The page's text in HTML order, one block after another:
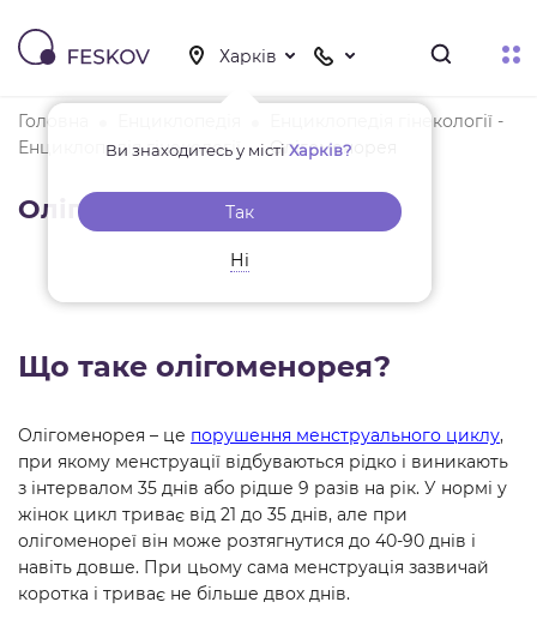
Ви знаходитесь у місті Харків?
Так
Ні
Головна
Енциклопедія гінекології -
Енциклопедія гінекології
Олігоменорея
Олігоменорея
Що таке олігоменорея?
Олігоменорея – це порушення менструального циклу,
при якому менструації відбуваються рідко і виникають
з інтервалом 35 днів або рідше 9 разів на рік. У нормі у
жінок цикл триває від 21 до 35 днів, але при
олігоменореї він може розтягнутися до 40-90 днів і
навіть довше. При цьому сама менструація зазвичай
коротка і триває не більше двох днів.